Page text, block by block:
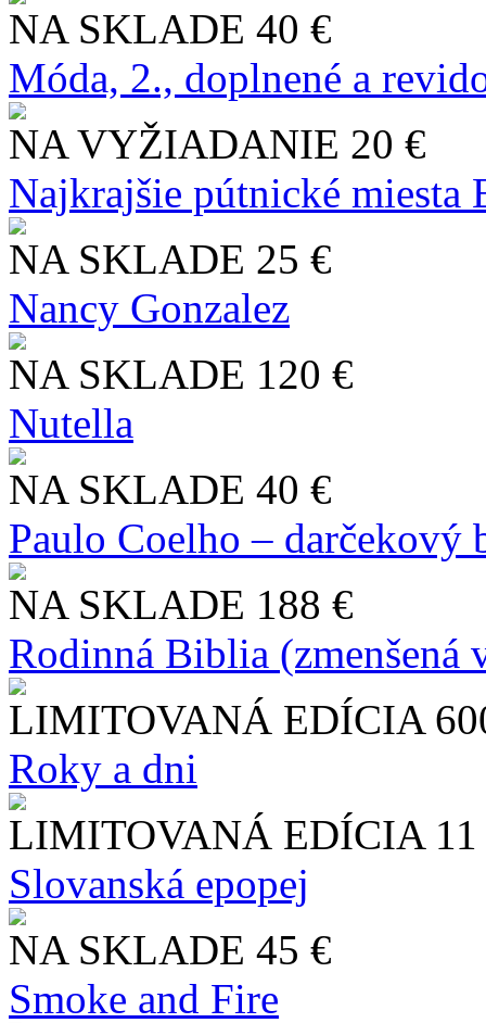
NA SKLADE 40 €
Móda, 2., doplnené a
NA VYŽIADANIE 20 €
Najkrajšie pútnické miesta
NA SKLADE 25 €
Nancy Gonzalez
NA SKLADE 120 €
Nutella
NA SKLADE 40 €
Paulo Coelho – darčekový
NA SKLADE 188 €
Rodinná Biblia (zmenšená
LIMITOVANÁ EDÍCIA
Roky a dni
LIMITOVANÁ EDÍCIA
Slo​vanská epopej
NA SKLADE 45 €
Smoke and Fire